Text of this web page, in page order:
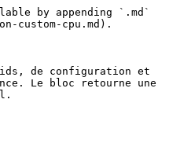
by appending `.md`
custom-cpu.md).
de configuration et
Le bloc retourne une